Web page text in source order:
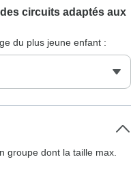
circuits adaptés aux
du plus jeune enfant :
groupe dont la taille max.